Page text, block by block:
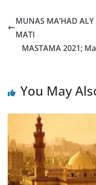
MUNAS MA’HAD ALY
MATI
MASTAMA 2021;
You May